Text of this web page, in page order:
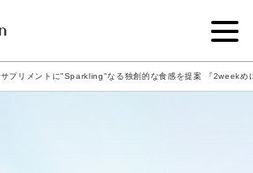
サプリメントに"Sparkling"なる独創的な食感を提案 『2week